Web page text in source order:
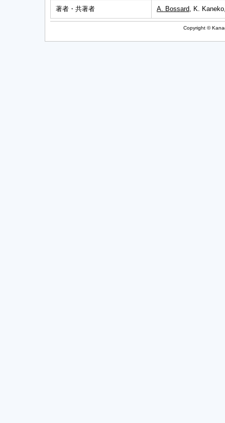
著者・共著者 A. Bossard, K.
Copyright ©